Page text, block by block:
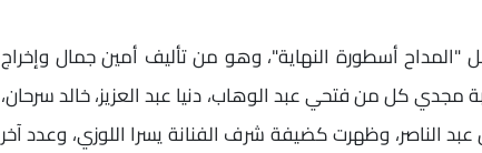
أسطورة النهاية"، وهو من تأليف أمين جمال وإخراج
كل من فتحي عبد الوهاب، دنيا عبد العزيز، خالد سرحان،
الناصر، وظهرت كضيفة شرف الفنانة يسرا اللوزي، وعدد آخر